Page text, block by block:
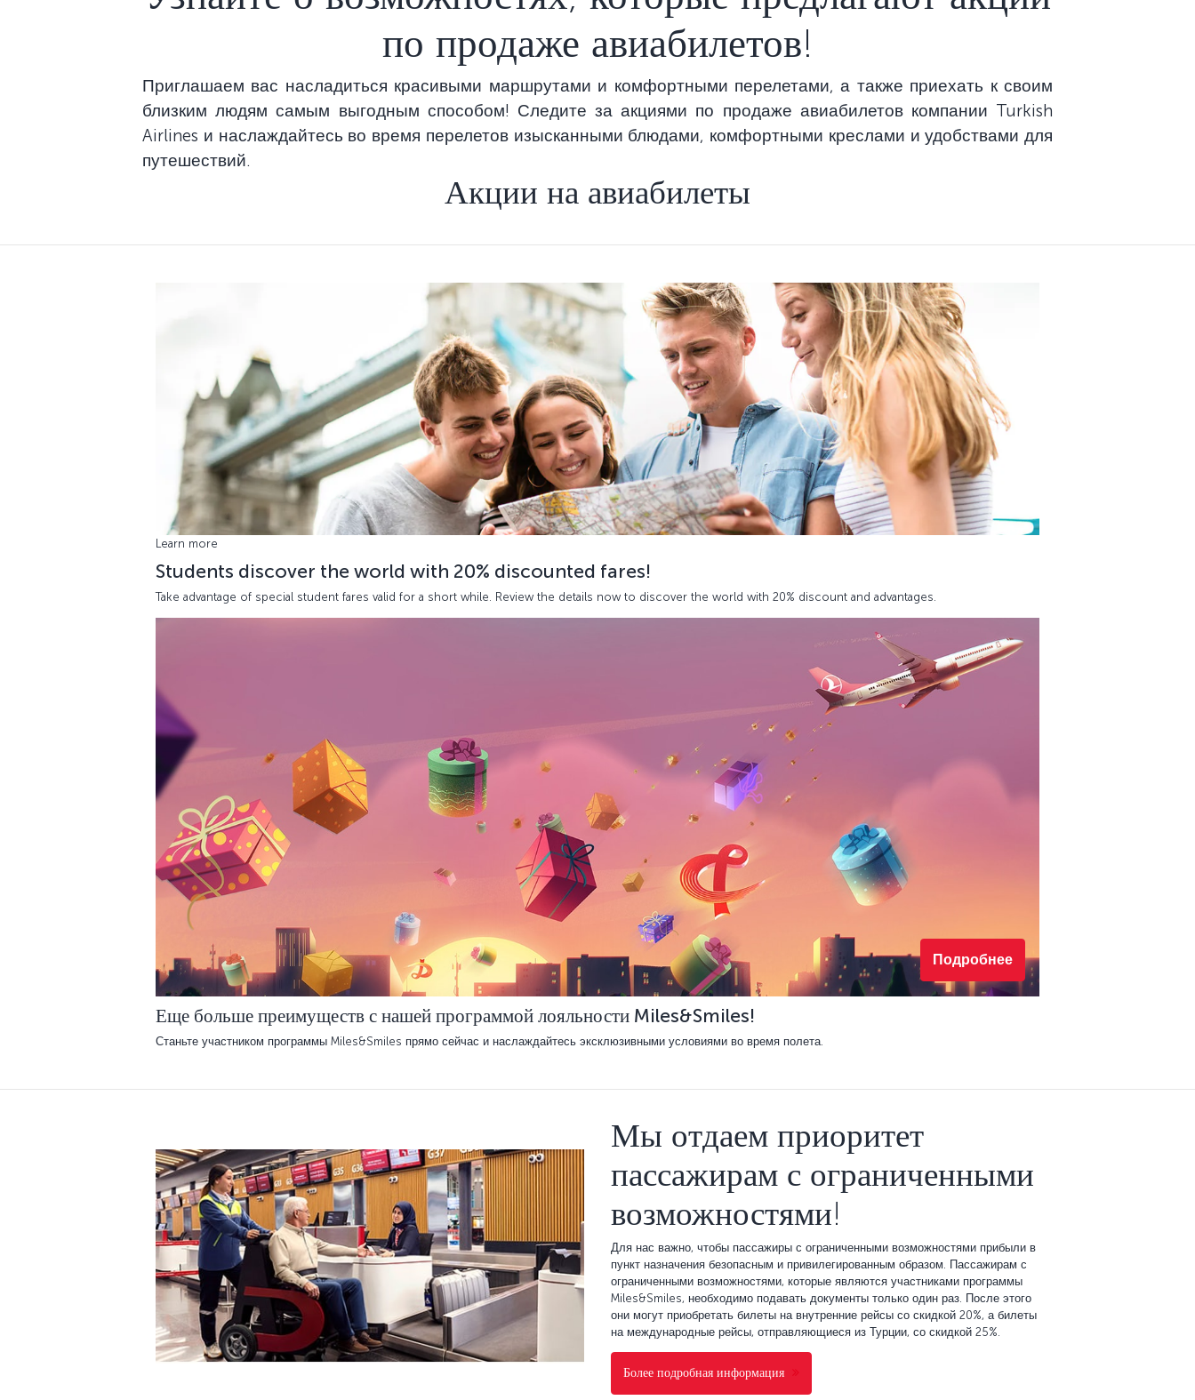
по продаже авиабилетов!
Приглашаем вас насладиться красивыми маршрутами и комфортными перелетами, а также приехать к своим
близким людям самым выгодным способом! Следите за акциями по продаже авиабилетов компании Turkish
Airlines и наслаждайтесь во время перелетов изысканными блюдами, комфортными креслами и удобствами для
путешествий.
Акции на авиабилеты
Learn more
Students discover the world with 20% discounted fares!
Take advantage of special student fares valid for a short while. Review the details now to discover the world with 20% discount and advantages.
Подробнее
Еще больше преимуществ с нашей программой лояльности Miles&Smiles!
Станьте участником программы Miles&Smiles прямо сейчас и наслаждайтесь эксклюзивными условиями во время полета.
Мы отдаем приоритет
пассажирам с ограниченными
возможностями!
Для нас важно, чтобы пассажиры с ограниченными возможностями прибыли в
пункт назначения безопасным и привилегированным образом. Пассажирам с
ограниченными возможностями, которые являются участниками программы
Miles&Smiles, необходимо подавать документы только один раз. После этого
они могут приобретать билеты на внутренние рейсы со скидкой 20%, а билеты
на международные рейсы, отправляющиеся из Турции, со скидкой 25%.
Более подробная информация